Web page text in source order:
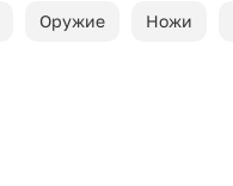
Оружие Ножи